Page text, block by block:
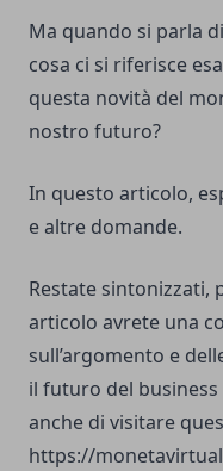
Ma quando si parla di
cosa ci si riferisce
questa novità del
nostro futuro?
In questo articolo,
e altre domande.
Restate sintonizzati,
articolo avrete una
sull’argomento e
il futuro del business
anche di visitare
https://